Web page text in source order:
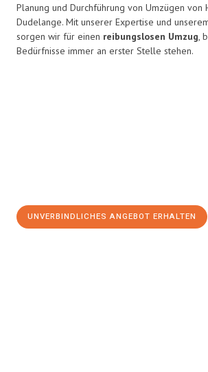
Planung und Durchführung von Umzügen von
Dudelange. Mit unserer Expertise und
sorgen wir für einen reibungslosen Umzug,
Bedürfnisse immer an erster Stelle stehen.
UNVERBINDLICHES ANGEBOT ERHALTEN